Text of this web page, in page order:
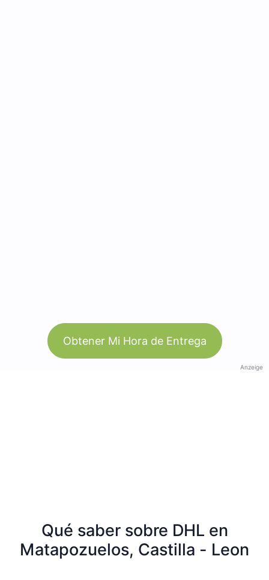
Obtener Mi Hora de Entrega
Anzeige
Qué saber sobre DHL en
Matapozuelos, Castilla - Leon